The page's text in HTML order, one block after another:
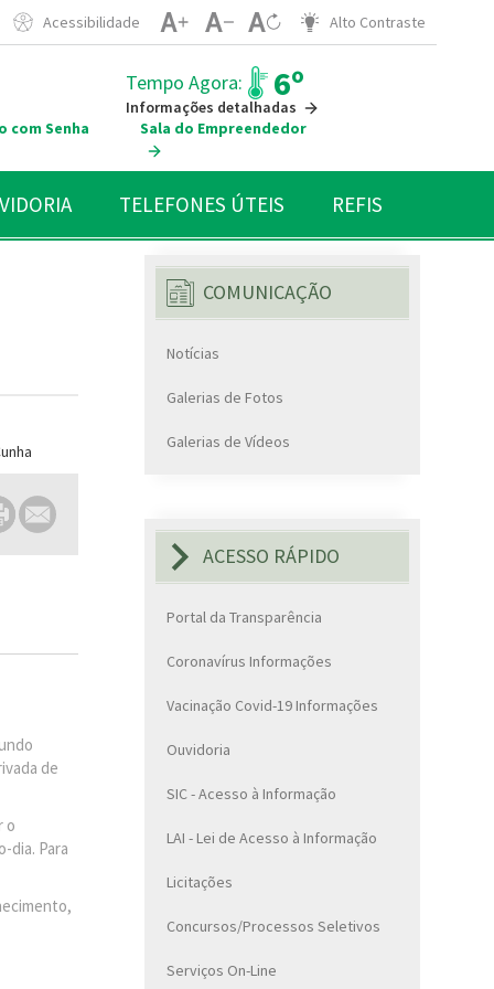
Acessibilidade Alto Contraste
Tempo Agora: 6º
Informações detalhadas
com Senha
Sala do Empreendedor
TELEFONES ÚTEIS REFIS
de
o
dia. Para
COMUNICAÇÃO
Notícias
Galerias de Fotos
Galerias de Vídeos
ACESSO RÁPIDO
Portal da Transparência
Coronavírus Informações
Vacinação Covid-19 Informações
Ouvidoria
SIC - Acesso à Informação
LAI - Lei de Acesso à Informação
Licitações
Concursos/Processos Seletivos
Serviços On-Line